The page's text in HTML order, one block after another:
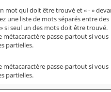
mot qui doit être trouvé et « - »
une liste de mots séparés entre des
si seul un des mots doit être trouvé.
métacaractère passe-partout si vous
partielles.
métacaractère passe-partout si vous
partielles.